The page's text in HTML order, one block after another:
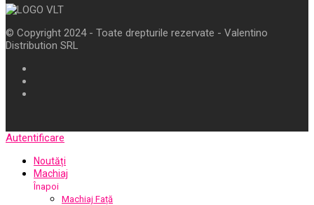
© Copyright 2024 - Toate drepturile rezervate - Valentino
Distribution SRL
Autentificare
Noutăți
Machiaj
Înapoi
Machiaj Față